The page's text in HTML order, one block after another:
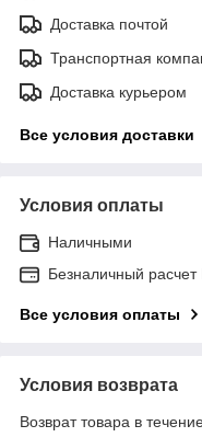
Доставка почтой
Транспортная
Доставка курьером
Все условия доставки
Условия оплаты
Наличными
Безналичный
Все условия оплаты
Условия возврата
Возврат товара в